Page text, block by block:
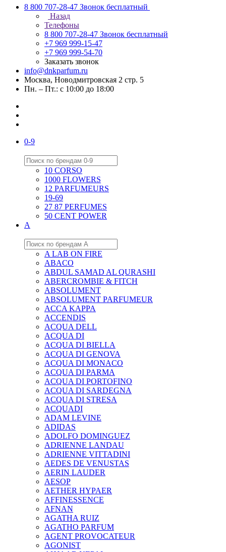
8 800 707-28-47 Звонок бесплатный
Назад
Телефоны
8 800 707-28-47 Звонок бесплатный
+7 969 999-15-47
+7 969 999-54-70
Заказать звонок
info@dnkparfum.ru
Москва, Новодмитровская 2 стр. 5
Пн. – Пт.: с 10:00 до 18:00
0-9
10 CORSO
1000 FLOWERS
12 PARFUMEURS
19-69
27 87 PERFUMES
50 CENT POWER
A
A LAB ON FIRE
ABACO
ABDUL SAMAD AL QURASHI
ABERCROMBIE & FITCH
ABSOLUMENT
ABSOLUMENT PARFUMEUR
ACCA KAPPA
ACCENDIS
ACQUA DELL
ACQUA DI
ACQUA DI BIELLA
ACQUA DI GENOVA
ACQUA DI MONACO
ACQUA DI PARMA
ACQUA DI PORTOFINO
ACQUA DI SARDEGNA
ACQUA DI STRESA
ACQUADI
ADAM LEVINE
ADIDAS
ADOLFO DOMINGUEZ
ADRIENNE LANDAU
ADRIENNE VITTADINI
AEDES DE VENUSTAS
AERIN LAUDER
AESOP
AETHER HYPAER
AFFINESSENCE
AFNAN
AGATHA RUIZ
AGATHO PARFUM
AGENT PROVOCATEUR
AGONIST